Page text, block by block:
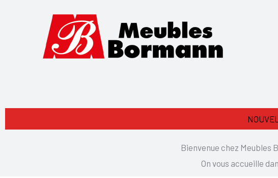
Bienvenue chez Meubles
On vous accueille